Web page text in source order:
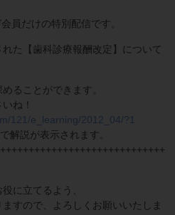
員だけの特別配信です。
た【歯科診療報酬改定】について
ることができます。
ね！
121/e_learning/2012_04/?1
説が表示されます。
に立てるよう、
すので、よろしくお願いいたしま